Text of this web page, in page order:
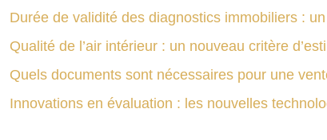
Durée de validité des diagnostics immobiliers :
Qualité de l’air intérieur : un nouveau critère
Quels documents sont nécessaires pour une
Innovations en évaluation : les nouvelles